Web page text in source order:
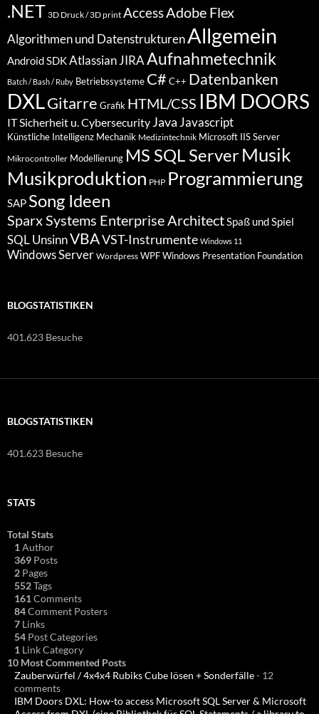
.NET 3D Druck / 3D print AccessAdobe Flex
Algorithmen und DatenstrukturenAllgemein
Android SDKAtlassian JIRAAufnahmetechnik
Batch / Bash / Ruby Betriebssysteme C# C++ Datenbanken
DXLGitarre Grafik HTML/CSS IBM DOORS
IT Sicherheit u. Cybersecurity Java Javascript
Künstliche Intelligenz Mechanik Medizintechnik Microsoft IIS Server
Mikrocontroller Modellierung MS SQL Server Musik
Musikproduktion PHP Programmierung
SAP Song Ideen
Sparx Systems Enterprise ArchitectSpaß und Spiel
SQL UnsinnVBAVST-Instrumente Windows 11
Windows Server Wordpress WPF Windows Presentation Foundation
BLOGSTATISTIKEN
401.623 Besuche
BLOGSTATISTIKEN
401.623 Besuche
STATS
Total Stats
1 Author
369 Posts
2 Pages
552Tags
161 Comments
84Comment Posters
7 Links
54 Post Categories
1 Link Category
10 Most Commented Posts
Zauberwürfel / 4x4x4 Rubiks Cube lösen + Sonderfälle- 12
comments
IBM Doors DXL: How-to access Microsoft SQL Server & Microsoft